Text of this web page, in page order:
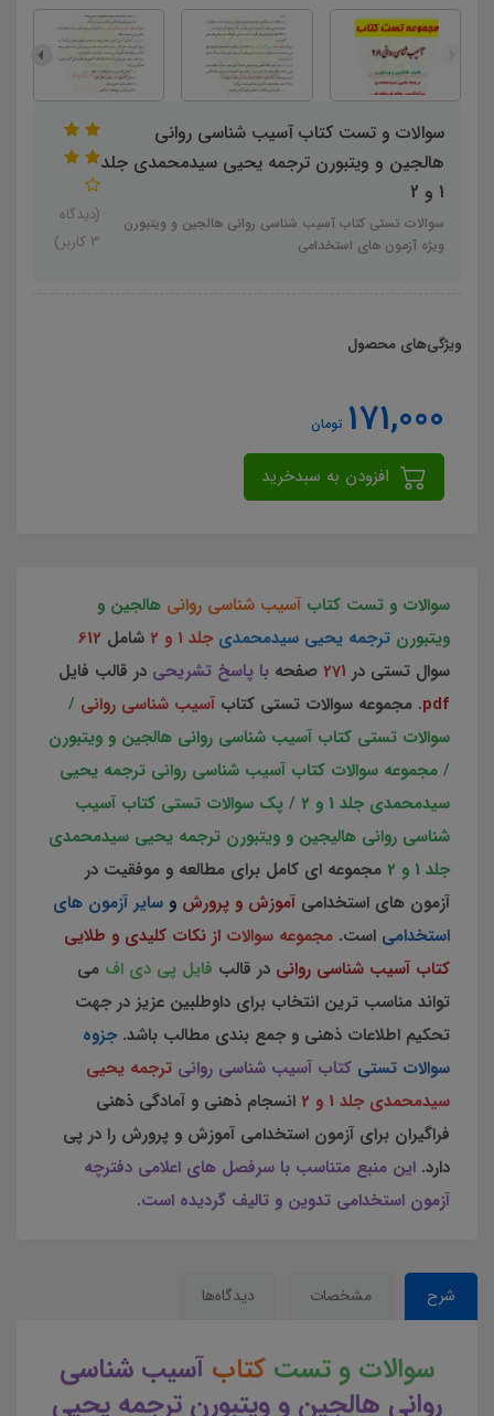
سوالات و تست کتاب آسیب شناسی روانی
هالجین و ویتبورن ترجمه یحیی سیدمحمدی جلد
1 و 2
سوالات تستی کتاب آسیب شناسی روانی هالجین و ویتبورن
ویژه آزمون های استخدامی
(دیدگاه
3 کاربر)
ویژگی‌های محصول
171,000 تومان
سوالات و تست کتاب آسیب شناسی روانی هالجین و
ویتبورن ترجمه یحیی سیدمحمدی جلد 1 و 2 شامل 612
سوال تستی در 271 صفحه با پاسخ تشریحی در قالب فایل
pdf. مجموعه سوالات تستی کتاب آسیب شناسی روانی /
سوالات تستی کتاب آسیب شناسی روانی هالجین و ویتبورن
/ مجموعه سوالات کتاب آسیب شناسی روانی ترجمه یحیی
سیدمحمدی جلد 1 و 2 / پک سوالات تستی کتاب آسیب
شناسی روانی هالیجین و ویتبورن ترجمه یحیی سیدمحمدی
جلد 1 و 2
مجموعه ای کامل برای مطالعه و موفقیت در
آزمون های استخدامی آموزش و پرورش و سایر آزمون های
استخدامی است. مجموعه سوالات از نکات کلیدی و طلایی
کتاب آسیب شناسی روانی در قالب فایل پی دی اف می
تواند مناسب ترین انتخاب برای داوطلبین عزیز در جهت
تحکیم اطلاعات ذهنی و جمع بندی مطالب باشد. جزوه
سوالات تستی کتاب آسیب شناسی روانی ترجمه یحیی
سیدمحمدی جلد 1 و 2
انسجام ذهنی و آمادگی ذهنی
فراگیران برای آزمون استخدامی آموزش و پرورش را در پی
دارد. این منبع متناسب با سرفصل های اعلامی دفترچه
آزمون استخدامی تدوین و تالیف گردیده است.
شرح مشخصات دیدگاه‌ها
سوالات و تست کتاب آسیب شناسی
روانی هالجین و ویتبورن ترجمه یحیی